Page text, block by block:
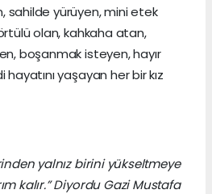
sahilde yürüyen, mini etek
olan, kahkaha atan,
boşanmak isteyen, hayır
yaşayan her bir kız
yalnız birini yükseltmeye
kalır.” Diyordu Gazi Mustafa